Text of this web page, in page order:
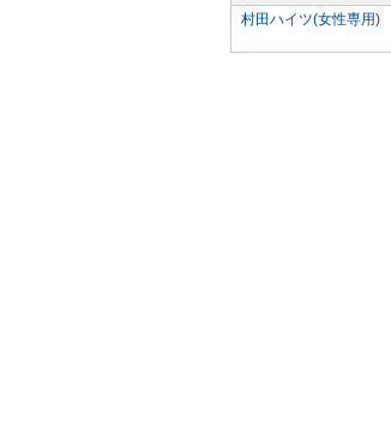
村田ハイツ(女性専用)